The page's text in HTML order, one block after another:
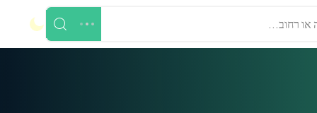
או רחוב...